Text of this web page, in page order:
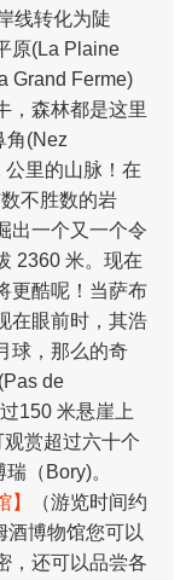
线转化为陡
原(La Plaine
Grand Ferme)
，森林都是这里
角(Nez
里的山脉！在
不胜数的岩
出一个又一个令
2360 米。现在
更酷呢！当萨布
在眼前时，其浩
球，那么的奇
de
150 米悬崖上
赏超过六十个
（Bory)。
】
（游览时间约
酒博物馆您可以
，还可以品尝各